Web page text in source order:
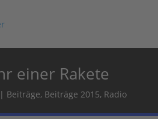
einer Rakete
| Beiträge, Beiträge 2015, Radio